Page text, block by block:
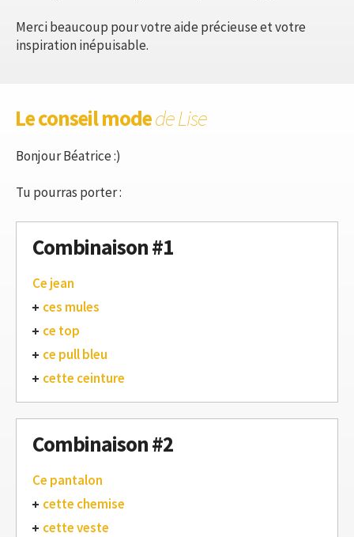
Merci beaucoup pour votre aide précieuse et votre
inspiration inépuisable.
Le conseil modede Lise
Bonjour Béatrice :)
Tu pourras porter :
Combinaison #1
Ce jean
ces mules
ce top
ce pull bleu
cette ceinture
Combinaison #2
Ce pantalon
cette chemise
cette veste